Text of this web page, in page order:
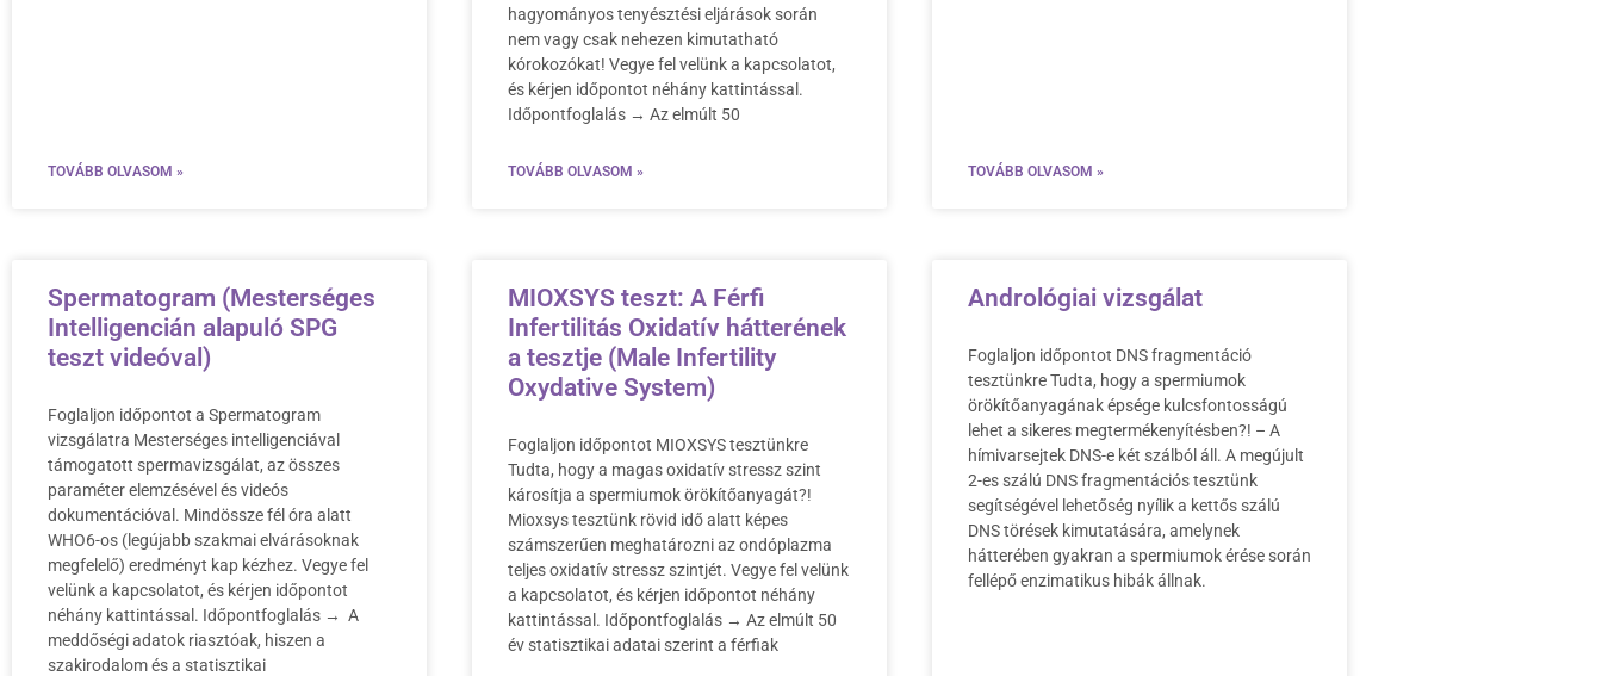
TOVÁBB OLVASOM »
hagyományos tenyésztési eljárások során
nem vagy csak nehezen kimutatható
kórokozókat! Vegye fel velünk a kapcsolatot,
és kérjen időpontot néhány kattintással.
Időpontfoglalás → Az elmúlt 50
TOVÁBB OLVASOM » TOVÁBB OLVASOM »
Spermatogram (Mesterséges
Intelligencián alapuló SPG
teszt videóval)
Foglaljon időpontot a Spermatogram
vizsgálatra Mesterséges intelligenciával
támogatott spermavizsgálat, az összes
paraméter elemzésével és videós
dokumentációval. Mindössze fél óra alatt
WHO6-os (legújabb szakmai elvárásoknak
megfelelő) eredményt kap kézhez. Vegye fel
velünk a kapcsolatot, és kérjen időpontot
néhány kattintással. Időpontfoglalás → A
meddőségi adatok riasztóak, hiszen a
szakirodalom és a statisztikai
MIOXSYS teszt: A Férfi
Infertilitás Oxidatív hátterének
a tesztje (Male Infertility
Oxydative System)
Foglaljon időpontot MIOXSYS tesztünkre
Tudta, hogy a magas oxidatív stressz szint
károsítja a spermiumok örökítőanyagát?!
Mioxsys tesztünk rövid idő alatt képes
számszerűen meghatározni az ondóplazma
teljes oxidatív stressz szintjét. Vegye fel velünk
a kapcsolatot, és kérjen időpontot néhány
kattintással. Időpontfoglalás → Az elmúlt 50
év statisztikai adatai szerint a férfiak
Andrológiai vizsgálat
Foglaljon időpontot DNS fragmentáció
tesztünkre Tudta, hogy a spermiumok
örökítőanyagának épsége kulcsfontosságú
lehet a sikeres megtermékenyítésben?! – A
hímivarsejtek DNS-e két szálból áll. A megújult
2-es szálú DNS fragmentációs tesztünk
segítségével lehetőség nyílik a kettős szálú
DNS törések kimutatására, amelynek
hátterében gyakran a spermiumok érése során
fellépő enzimatikus hibák állnak.